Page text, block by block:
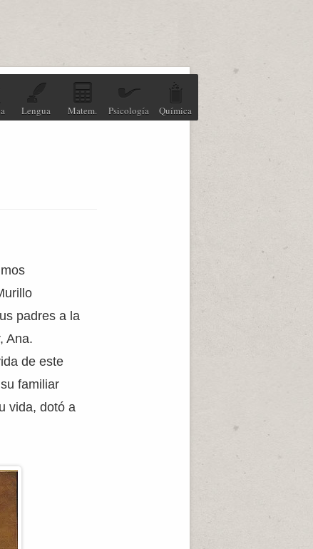
Lengua Matem. Psicología Química
padres a la
Ana.
de este
familiar
vida, dotó a